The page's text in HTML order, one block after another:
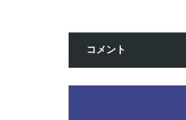
コメント